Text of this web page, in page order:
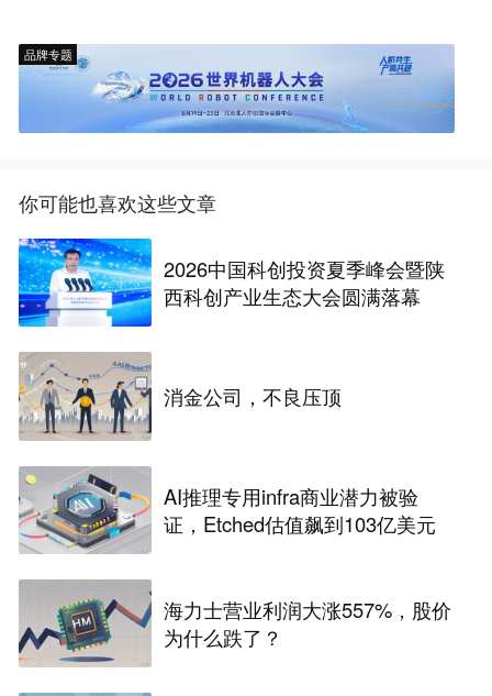
品牌专题
你可能也喜欢这些文章
2026中国科创投资夏季峰会暨陕
西科创产业生态大会圆满落幕
消金公司，不良压顶
AI推理专用infra商业潜力被验
证，Etched估值飙到103亿美元
海力士营业利润大涨557%，股价
为什么跌了？